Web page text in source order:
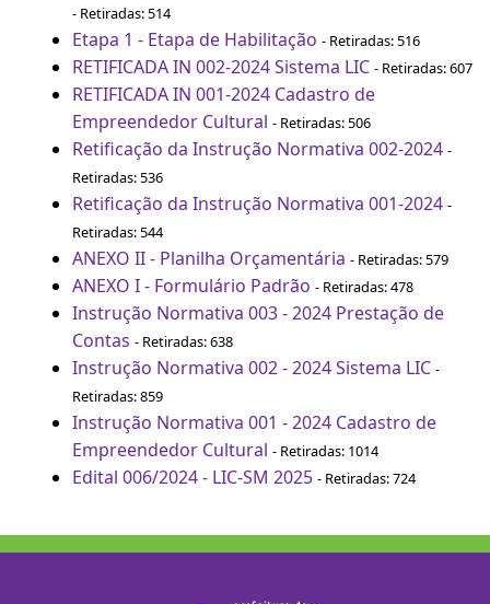
- Retiradas: 514
Etapa 1 - Etapa de Habilitação - Retiradas: 516
RETIFICADA IN 002-2024 Sistema LIC - Retiradas: 607
RETIFICADA IN 001-2024 Cadastro de
Empreendedor Cultural - Retiradas: 506
Retificação da Instrução Normativa 002-2024 -
Retiradas: 536
Retificação da Instrução Normativa 001-2024 -
Retiradas: 544
ANEXO II - Planilha Orçamentária - Retiradas: 579
ANEXO I - Formulário Padrão - Retiradas: 478
Instrução Normativa 003 - 2024 Prestação de
Contas - Retiradas: 638
Instrução Normativa 002 - 2024 Sistema LIC -
Retiradas: 859
Instrução Normativa 001 - 2024 Cadastro de
Empreendedor Cultural - Retiradas: 1014
Edital 006/2024 - LIC-SM 2025 - Retiradas: 724